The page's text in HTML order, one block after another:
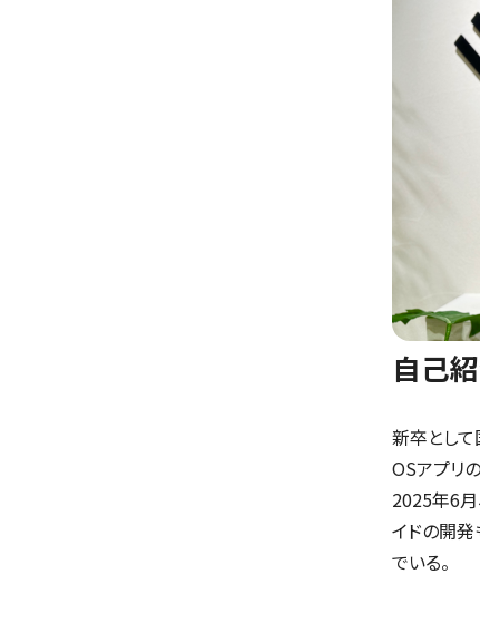
自己
新卒とし
OSアプリ
2025年6月
イドの開発
でいる。